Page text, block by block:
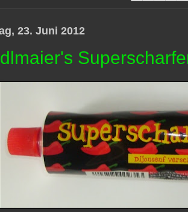
23. Juni 2012